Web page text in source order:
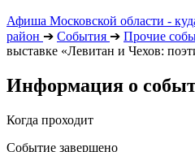
Афиша Московской области -
район ➔ События ➔ Прочие
выставке «Левитан и Чехов:
Информация о
Когда проходит
Событие завершено